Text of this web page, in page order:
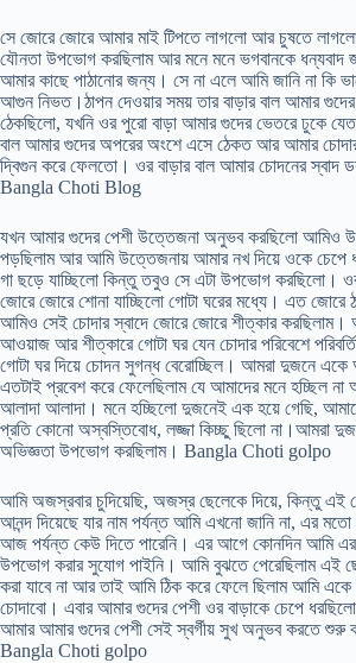
সে জোরে জোরে আমার মাই টিপতে লাগলো আর চুষতে
যৌনতা উপভোগ করছিলাম আর মনে মনে ভগবানকে ধন্যবাদ
আমার কাছে পাঠানোর জন্য। সে না এলে আমি জানি না কি
আগুন নিভত।ঠাপন দেওয়ার সময় তার বাড়ার বাল আমার
ঠেকছিলো, যখনি ওর পুরো বাড়া আমার গুদের ভেতরে ঢুকে
বাল আমার গুদের অপরের অংশে এসে ঠেকত আর আমার
দ্বিগুন করে ফেলতো। ওর বাড়ার বাল আমার চোদনের স্বাদ
Bangla Choti Blog
যখন আমার গুদের পেশী উত্তেজনা অনুভব করছিলো আমিও
পড়ছিলাম আর আমি উত্তেজনায় আমার নখ দিয়ে ওকে চেপে
গা ছড়ে যাচ্ছিলো কিন্তু তবুও সে এটা উপভোগ করছিলো।
জোরে জোরে শোনা যাচ্ছিলো গোটা ঘরের মধ্যে। এত জোরে
আমিও সেই চোদার স্বাদে জোরে জোরে শীত্কার করছিলাম।
আওয়াজ আর শীত্কারে গোটা ঘর যেন চোদার পরিবেশে
গোটা ঘর দিয়ে চোদন সুগন্ধ বেরোচ্ছিল। আমরা দুজনে একে
এতটাই প্রবেশ করে ফেলেছিলাম যে আমাদের মনে হচ্ছিল
আলাদা আলাদা। মনে হচ্ছিলো দুজনেই এক হয়ে গেছি,
প্রতি কোনো অস্বস্তিবোধ, লজ্জা কিচ্ছু ছিলো না।আমরা
অভিজ্ঞতা উপভোগ করছিলাম। Bangla Choti golpo
আমি অজস্রবার চুদিয়েছি, অজস্র ছেলেকে দিয়ে, কিন্তু এই
আনন্দ দিয়েছে যার নাম পর্যন্ত আমি এখনো জানি না, এর মতো
আজ পর্যন্ত কেউ দিতে পারেনি। এর আগে কোনদিন আমি
উপভোগ করার সুযোগ পাইনি। আমি বুঝতে পেরেছিলাম এই
করা যাবে না আর তাই আমি ঠিক করে ফেলে ছিলাম আমি একে
চোদাবো। এবার আমার গুদের পেশী ওর বাড়াকে চেপে
আমার আমার গুদের পেশী সেই স্বর্গীয় সুখ অনুভব করতে শুরু
Bangla Choti golpo